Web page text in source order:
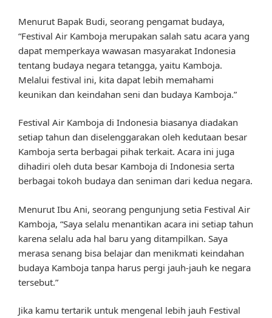
Menurut Bapak Budi, seorang pengamat budaya,
“Festival Air Kamboja merupakan salah satu acara yang
dapat memperkaya wawasan masyarakat Indonesia
tentang budaya negara tetangga, yaitu Kamboja.
Melalui festival ini, kita dapat lebih memahami
keunikan dan keindahan seni dan budaya Kamboja.”
Festival Air Kamboja di Indonesia biasanya diadakan
setiap tahun dan diselenggarakan oleh kedutaan besar
Kamboja serta berbagai pihak terkait. Acara ini juga
dihadiri oleh duta besar Kamboja di Indonesia serta
berbagai tokoh budaya dan seniman dari kedua negara.
Menurut Ibu Ani, seorang pengunjung setia Festival Air
Kamboja, “Saya selalu menantikan acara ini setiap tahun
karena selalu ada hal baru yang ditampilkan. Saya
merasa senang bisa belajar dan menikmati keindahan
budaya Kamboja tanpa harus pergi jauh-jauh ke negara
tersebut.”
Jika kamu tertarik untuk mengenal lebih jauh Festival